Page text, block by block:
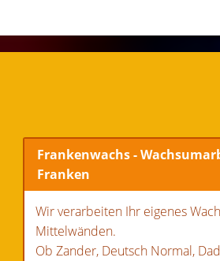
Frankenwachs -
Franken
Wir verarbeiten Ihr eigenes
Mittelwänden.
Ob Zander, Deutsch Normal,